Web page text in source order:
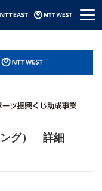
メ
ニ
ー
ング） 詳細